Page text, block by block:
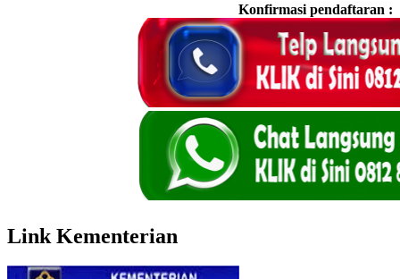
Konfirmasi pendaftaran :
Link Kementerian